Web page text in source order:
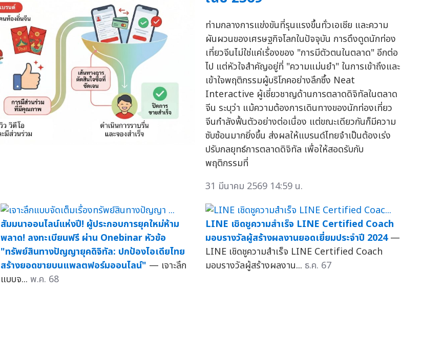
ท่ามกลางการแข่งขันที่รุนแรงขึ้นทั่วเอเชีย และความ
ผันผวนของเศรษฐกิจโลกในปัจจุบัน การดึงดูดนักท่อง
เที่ยวจีนไม่ใช่แค่เรื่องของ "การมีตัวตนในตลาด" อีกต่อ
ไป แต่หัวใจสำคัญอยู่ที่ "ความแม่นยำ" ในการเข้าถึงและ
เข้าใจพฤติกรรมผู้บริโภคอย่างลึกซึ้ง Neat
Interactive ผู้เชี่ยวชาญด้านการตลาดดิจิทัลในตลาด
จีน ระบุว่า แม้ความต้องการเดินทางของนักท่องเที่ยว
จีนกำลังฟื้นตัวอย่างต่อเนื่อง แต่ขณะเดียวกันก็มีความ
ซับซ้อนมากยิ่งขึ้น ส่งผลให้แบรนด์ไทยจำเป็นต้องเร่ง
ปรับกลยุทธ์การตลาดดิจิทัล เพื่อให้สอดรับกับ
พฤติกรรมที่
31 มีนาคม 2569 14:59 น.
สัมมนาออนไลน์แห่งปี! ผู้ประกอบการยุคใหม่ห้าม
พลาด! ลงทะเบียนฟรี ผ่าน Onebinar หัวข้อ
"ทรัพย์สินทางปัญญายุคดิจิทัล: ปกป้องไอเดียไทย
สร้างยอดขายบนแพลตฟอร์มออนไลน์" — เจาะลึก
แบบจ... พ.ค. 68
LINE เชิดชูความสำเร็จ LINE Certified Coach
มอบรางวัลผู้สร้างผลงานยอดเยี่ยมประจำปี 2024 —
LINE เชิดชูความสำเร็จ LINE Certified Coach
มอบรางวัลผู้สร้างผลงาน... ธ.ค. 67